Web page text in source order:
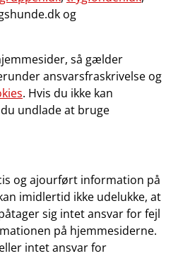
og
så gælder
ansvarsfraskrivelse og
. Hvis du ikke kan
undlade at bruge
og ajourført information på
imidlertid ikke udelukke, at
sig intet ansvar for fejl
på hjemmesiderne.
intet ansvar for